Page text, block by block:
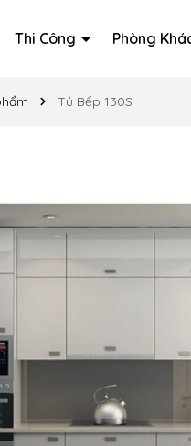
Thi Công Phòng
Tủ Bếp 130S